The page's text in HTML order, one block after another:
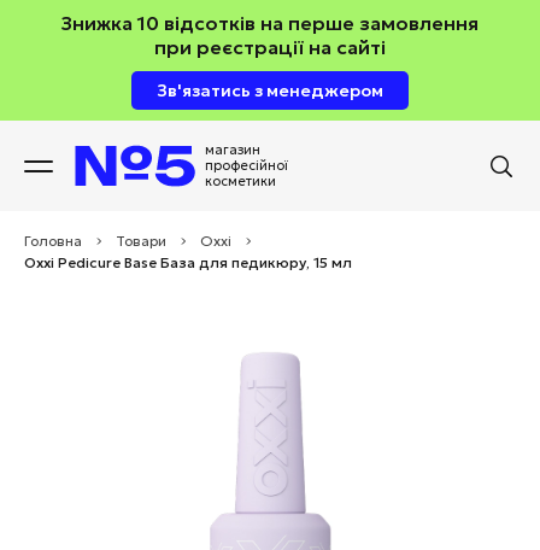
Знижка 10 відсотків на перше замовлення
при реєстрації на сайті
Зв'язатись з менеджером
магазин
професійної
косметики
Головна > Товари > Oxxi
>
Oxxi Pedicure Base База для педикюру, 15 мл